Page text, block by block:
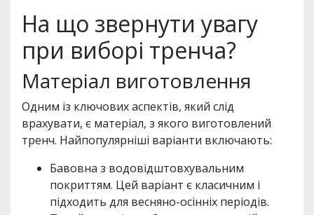
На що звернути увагу
при виборі тренча?
Матеріал виготовлення
Одним із ключових аспектів, який слід
врахувати, є матеріал, з якого виготовлений
тренч. Найпопулярніші варіанти включають:
Бавовна з водовідштовхувальним
покриттям. Цей варіант є класичним і
підходить для весняно-осінніх періодів.